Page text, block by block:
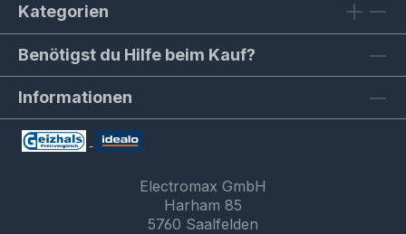
Kategorien
Benötigst du Hilfe beim Kauf?
Informationen
Electromax GmbH
Harham 85
5760 Saalfelden